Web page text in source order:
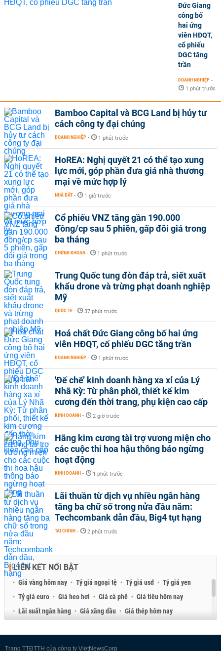
Đức Giang
công bố
hai ứng
viên HĐQT,
cổ phiếu
DGC tăng
trần
DOANH NGHIỆP -
1 phút trước
Bamboo Capital và BCG Land bị hủy tư
cách công ty đại chúng
DOANH NGHIỆP - 1 phút trước
HoREA: Nghị quyết 21 có thể tạo xung
lực mới, góp phần đưa giá nhà thương
mại về mức hợp lý
NHÀ ĐẤT - 1 giờ trước
Cổ phiếu VNZ tăng gần 190.000
đồng/cp sau 5 phiên, gấp đôi giá trong
ba tháng
CHỨNG KHOÁN - 1 phút trước
Trung Quốc tung đòn đáp trả, siết xuất
khẩu drone và trừng phạt doanh nghiệp
Mỹ
QUỐC TẾ - 37 phút trước
Hoá chất Đức Giang công bố hai ứng
viên HĐQT, cổ phiếu DGC tăng trần
DOANH NGHIỆP - 1 phút trước
'Đế chế’ kinh doanh hàng xa xỉ của Lý
Nhã Kỳ: Từ phân phối, thiết kế kim
cương đến thời trang, phụ kiện cao cấp
KINH DOANH - 2 giờ trước
Hãng kim cương tài trợ vương miện cho
các cuộc thi hoa hậu thông báo ngừng
hoạt động
KINH DOANH - 1 phút trước
Lãi thuần từ dịch vụ nhiều ngân hàng
tăng ba chữ số trong nửa đầu năm:
Techcombank dẫn đầu, Big4 tụt hạng
TÀI CHÍNH - 2 phút trước
LIÊN KẾT NỔI BẬT
Giá vàng hôm nay Tỷ giá ngoại tệ Tỷ giá usd
Tỷ giá yen
Tỷ giá euro
Giá heo hơi Giá cà phê
Giá tiêu hôm nay
Lãi suất ngân hàng
Giá xăng dầu
Giá thép hôm nay
Trang TTĐTTH của công ty VietNewsCorp